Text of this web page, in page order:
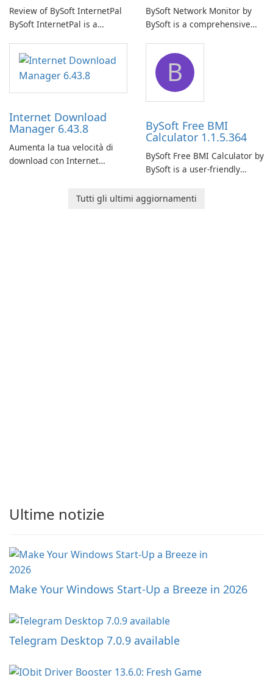
Review of BySoft InternetPal
BySoft InternetPal is a
application designed to
monitor your internet
connection and provide real-
time insights into its
BySoft Network Monitor by
BySoft is a comprehensive
designed to help businesses
effectively manage their
network infrastructure.
Internet Download
Manager 6.43.8
Aumenta la tua velocità di
download con Internet
B
BySoft Free BMI
Calculator 1.1.5.364
BySoft Free BMI Calculator by
BySoft is a user-friendly
designed to help you
Tutti gli ultimi aggiornamenti
Ultime notizie
Make Your Windows Start-Up a Breeze in 2026
Telegram Desktop 7.0.9 available